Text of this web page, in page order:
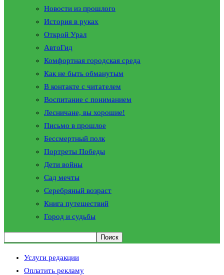
Новости из прошлого
История в руках
Открой Урал
АвтоГид
Комфортная городская среда
Как не быть обманутым
В контакте с читателем
Воспитание с пониманием
Лесничане, вы хорошие!
Письмо в прошлое
Бессмертный полк
Портреты Победы
Дети войны
Сад мечты
Серебряный возраст
Книга путешествий
Город и судьбы
Услуги редакции
Оплатить рекламу